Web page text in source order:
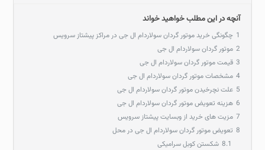
آنچه در این مطلب خواهید خواند
1 چگونگی خرید موتور گردان سولاردام ال جی در مراکز پیشتاز سرویس
2 موتور گردان سولاردام ال جی
3 قیمت موتور گردان سولاردام ال جی
4 مشخصات موتور گردان سولاردام ال جی
5 علت نچرخیدن موتور گردان سولاردام ال جی
6 هزینه تعویض موتور گردان سولاردام ال جی
7 مزیت های خرید از وبسایت پیشتاز سرویس
8 تعویض موتور گردان سولاردام ال جی در محل
8.1 شکستن کوبل سرامیکی